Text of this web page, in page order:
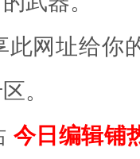
网址给你
。
今日编辑铺